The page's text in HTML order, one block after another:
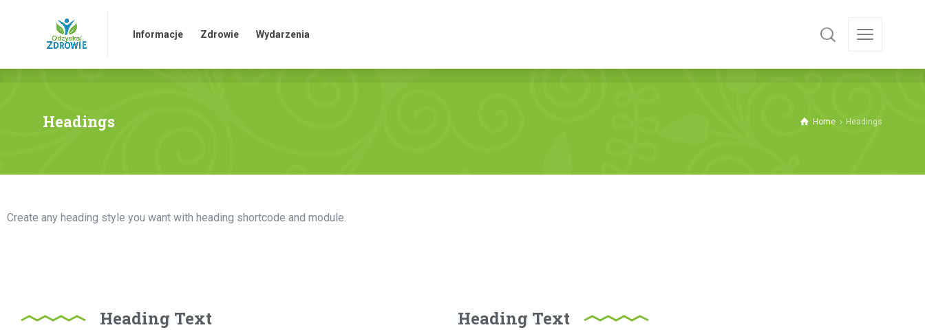
Informacje Zdrowie Wydarzenia
Headings Home Headings
Create any heading style you want with heading shortcode and module.
Heading Text Heading Text